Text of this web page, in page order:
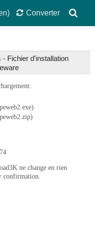
Converter
- Fichier d'installation
ne change en rien
confirmation.